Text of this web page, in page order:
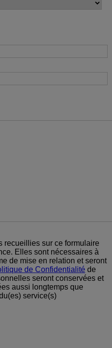
recueillies sur ce formulaire
Elles sont nécessaires à
de mise en relation et seront
de Confidentialité de
seront conservées et
aussi longtemps que
service(s)